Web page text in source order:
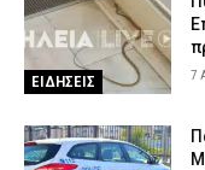
ΕΙΔΗΣΕΙΣ 7